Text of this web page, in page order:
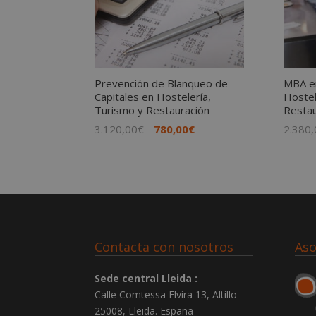
Prevención de Blanqueo de
Capitales en Hostelería,
Turismo y Restauración
3.120,00€
El
3.120,00€.
780,00€El
780,00€.
MBA
Contacta con nosotros
Sede central Lleida :
Calle Comtessa Elvira 13, Altillo
25008, Lleida. España